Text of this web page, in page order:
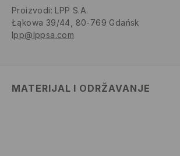
Proizvodi: LPP S.A.
Łąkowa 39/44, 80-769 Gdańsk
lpp@lppsa.com
MATERIJAL I ODRŽAVANJE